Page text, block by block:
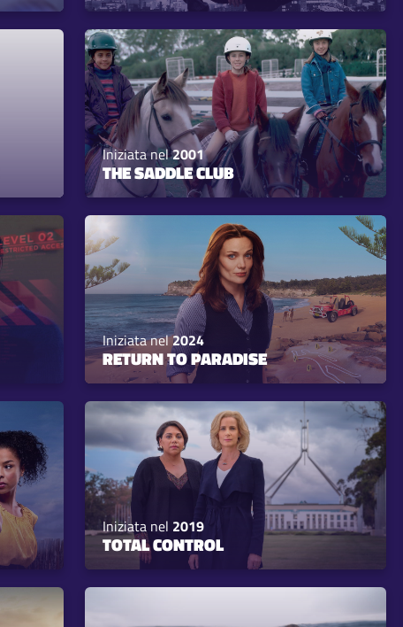
Iniziata nel2001
THE SADDLE CLUB
Iniziata nel2024
RETURN TO PARADISE
Iniziata nel 2019
TOTAL CONTROL